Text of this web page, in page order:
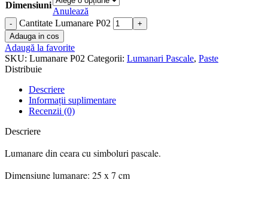
Dimensiuni
Anulează
Cantitate Lumanare P02
Adauga in cos
Adaugă la favorite
SKU: Lumanare P02 Categorii: Lumanari Pascale, Paste
Distribuie
Descriere
Informații suplimentare
Recenzii (0)
Descriere
Lumanare din ceara cu simboluri pascale.
Dimensiune lumanare: 25 x 7 cm